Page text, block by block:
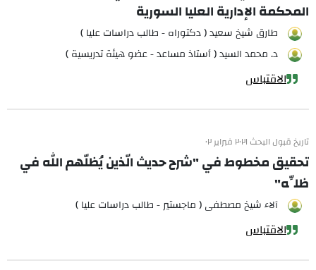
المحكمة الإدارية العليا السورية
طارق شيخ سعيد ( دكتوراه - طالب دراسات عليا )
د. محمد السيد ( أستاذ مساعد - عضو هيئة تدريسية )
الاقتباس
تاريخ قبول البحث ٢٠٢١ فبراير ٠٢
تحقيق مخطوط في "شرح حديث الّذين يُظلّهم الله في
ظلِّه"
آلاء شيخ مصطفى ( ماجستير - طالب دراسات عليا )
الاقتباس